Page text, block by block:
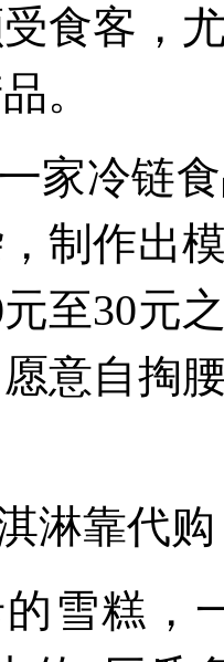
食客，
。
家冷链
制作出
至30元
意自掏
淋靠代购
雪糕，